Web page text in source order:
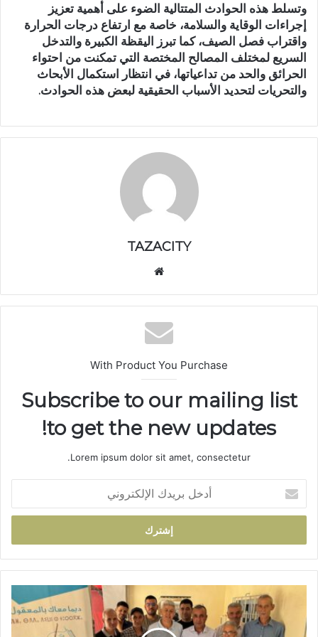
وتسلط هذه الحوادث المتتالية الضوء على أهمية تعزيز
إجراءات الوقاية والسلامة، خاصة مع ارتفاع درجات الحرارة
واقتراب فصل الصيف، كما تبرز اليقظة الكبيرة والتدخل
السريع لمختلف المصالح المختصة التي تمكنت من احتواء
الحرائق والحد من تداعياتها، في انتظار استكمال الأبحاث
والتحريات لتحديد الأسباب الحقيقية لبعض هذه الحوادث.
TAZACITY
الوي
ب
With Product You Purchase
Subscribe to our mailing list
to get the new updates!
Lorem ipsum dolor sit amet, consectetur.
خ
ب
ر
ات